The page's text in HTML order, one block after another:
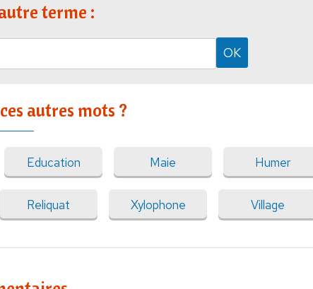
terme :
autres mots ?
Education Maie Humer
Reliquat Xylophone Village